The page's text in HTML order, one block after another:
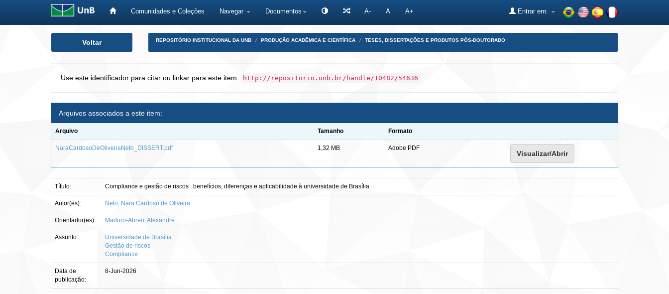
Comunidades e Coleções Navegar Documentos A- A A+ Entrar em:
Voltar REPOSITÓRIO INSTITUCIONAL DA UNB PRODUÇÃO ACADÊMICA E CIENTÍFICA TESES, DISSERTAÇÕES E PRODUTOS PÓS-DOUTORADO
Use este identificador para citar ou linkar para este item: http://repositorio.unb.br/handle/10482/54636
Arquivos associados a este item:
Arquivo Tamanho Formato
NaraCardosoDeOliveiraNeto_DISSERT.pdf 1,32 MB Adobe PDF
Visualizar/Abrir
Título: Compliance e gestão de riscos : benefícios, diferenças e aplicabilidade à universidade de Brasília
Autor(es): Neto, Nara Cardoso de Oliveira
Orientador(es): Maduro-Abreu, Alexandre
Assunto:
Universidade de Brasília
Gestão de riscos
Compliance
Data de
publicação:
8-Jun-2026